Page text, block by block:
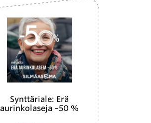
Synttäriale: Erä
aurinkolaseja –50 %